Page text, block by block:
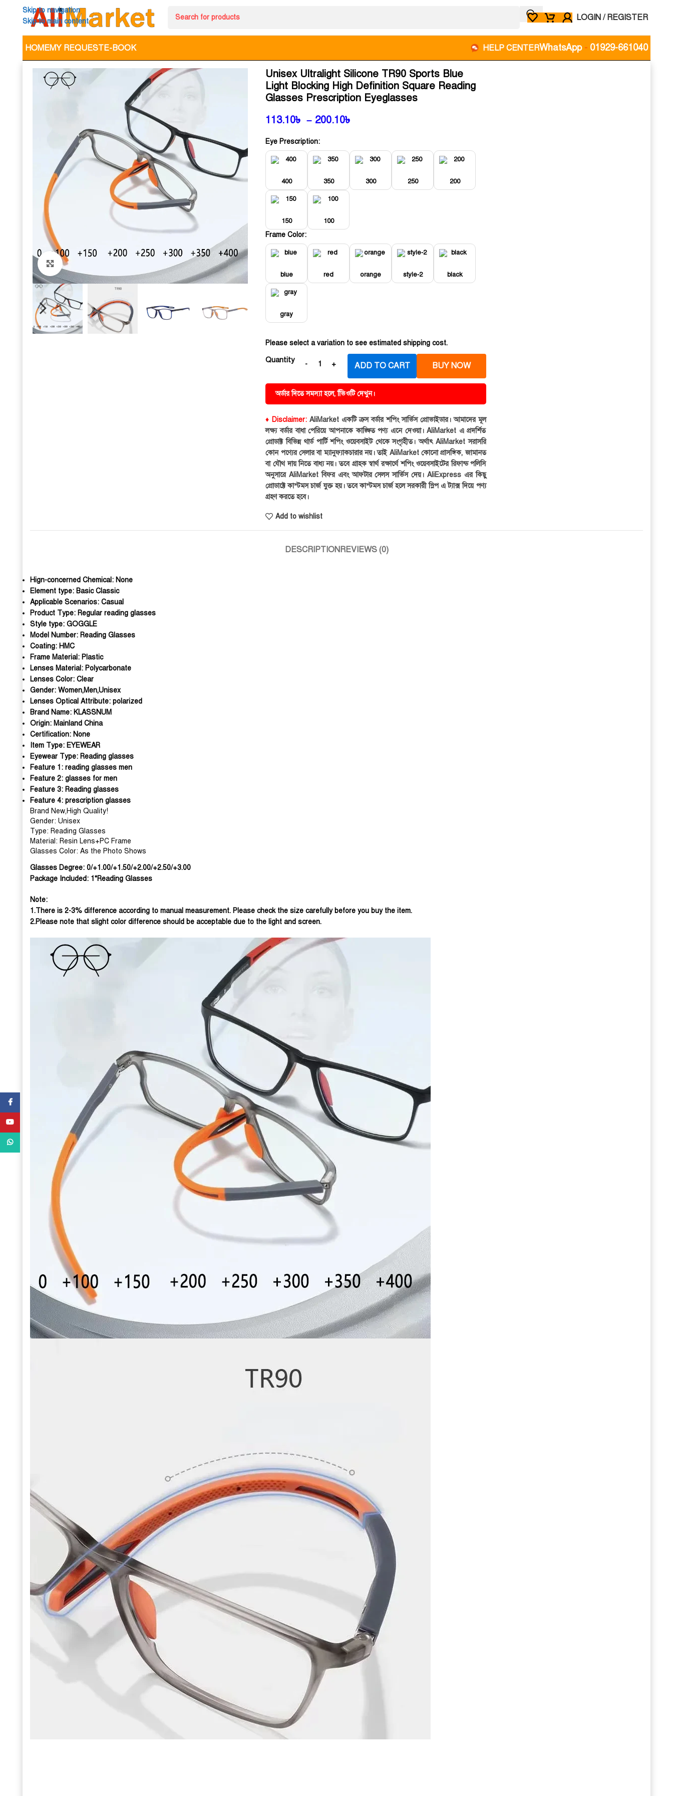
Skip to navigation
Skip to main content
LOGIN / REGISTER
HOMEMY REQUESTE-BOOK HELP CENTERWhatsApp - 01929-661040
Click to enlarge
Unisex Ultralight Silicone TR90 Sports Blue
Light Blocking High Definition Square Reading
Glasses Prescription Eyeglasses
113.10৳ – 200.10৳
Eye Prescription:
400 350 300 250 200
150 100
Frame Color:
blue red orange style-2 black
gray
Please select a variation to see estimated shipping cost.
Quantity
ADD TO CART BUY NOW
অর্ডার দিতে সমস্যা হলে, ভিিওটি দেখুন।
♦ Disclaimer:AliMarket একটি ক্রস বর্ডার শপিং সার্ভিস প্রোভাইডার। আমাদের মূল
লক্ষ্য বর্ডার বাধা পেরিয়ে আপনাকে কাঙ্ক্ষিত পণ্য এনে দেওয়া। AliMarket এ প্রদর্শিত
প্রোডাক্ট বিভিন্ন থার্ড পার্টি শপিং ওয়েবসাইট থেকে সংগৃহীত। অর্থাৎ AliMarket সরাসরি
কোন পণ্যের সেলার বা ম্যানুফ্যাকচারার নয়। তাই AliMarket কোনো প্রাসঙ্গিক, জামানত
বা যৌথ দায় নিতে বাধ্য নয়। তবে গ্রাহক স্বার্থ রক্ষার্থে শপিং ওয়েবসাইটের রিফান্ড পলিসি
অনুসারে AliMarket বিফর এবং আফটার সেলস সার্ভিস দেয়। AliExpress এর কিছু
প্রোডাক্টে কাস্টমস চার্জ যুক্ত হয়। তবে কাস্টমস চার্জ হলে সরকারী স্লিপ এ ট্যাক্স দিয়ে পণ্য
গ্রহণ করতে হবে।
Add to wishlist
DESCRIPTIONREVIEWS (0)
Hign-concerned Chemical: None
Element type: Basic Classic
Applicable Scenarios: Casual
Product Type: Regular reading glasses
Style type: GOGGLE
Model Number: Reading Glasses
Coating: HMC
Frame Material: Plastic
Lenses Material: Polycarbonate
Lenses Color: Clear
Gender: Women,Men,Unisex
Lenses Optical Attribute: polarized
Brand Name: KLASSNUM
Origin: Mainland China
Certification: None
Item Type: EYEWEAR
Eyewear Type: Reading glasses
Feature 1: reading glasses men
Feature 2: glasses for men
Feature 3: Reading glasses
Feature 4: prescription glasses
Brand New,High Quality!
Gender: Unisex
Type: Reading Glasses
Material: Resin Lens+PC Frame
Glasses Color: As the Photo Shows
Glasses Degree: 0/+1.00/+1.50/+2.00/+2.50/+3.00
Package Included: 1*Reading Glasses
Note:
1.There is 2-3% difference according to manual measurement. Please check the size carefully before you buy the item.
2.Please note that slight color difference should be acceptable due to the light and screen.